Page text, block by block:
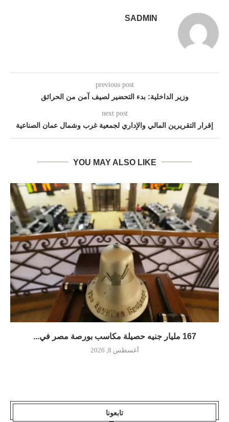
SADMIN
previous post
وزير الداخلية: بدء التحضير لصيف آمن من الحرائق
next post
إقرار التقريرين المالي والإداري لجمعية غرب وشمال عمان الصناعية
YOU MAY ALSO LIKE
167 مليار جنيه حصيلة مكاسب بورصة مصر في...
أغسطس 8, 2026
تابعونا